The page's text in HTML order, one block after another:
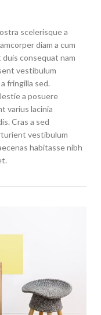
scelerisque a
diam a cum
consequat nam
vestibulum
fringilla sed.
a posuere
varius lacinia
Cras a sed
vestibulum
habitasse nibh